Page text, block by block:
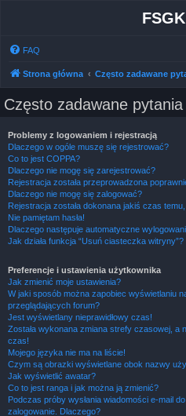
FAQ
Strona główna Często zadawane
Często zadawane pytania
Problemy z logowaniem i rejestracją
Dlaczego w ogóle muszę się rejestrować?
Co to jest COPPA?
Dlaczego nie mogę się zarejestrować?
Rejestracja została przeprowadzona
Dlaczego nie mogę się zalogować?
Rejestracja została dokonana jakiś czas
Nie pamiętam hasła!
Dlaczego następuje automatyczne
Jak działa funkcja “Usuń ciasteczka witryny”?
Preferencje i ustawienia użytkownika
Jak zmienić moje ustawienia?
W jaki sposób można zapobiec wyświetlaniu
przeglądających forum?
Jest wyświetlany nieprawidłowy czas!
Została wykonana zmiana strefy czasowej, a
czas!
Mojego języka nie ma na liście!
Czym są obrazki wyświetlane obok nazwy
Jak wyświetlić awatar?
Co to jest ranga i jak można ją zmienić?
Podczas próby wysłania wiadomości e-mail
zalogowanie. Dlaczego?